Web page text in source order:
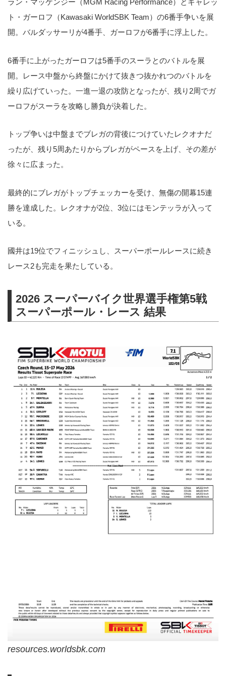
ラン・マッケンジー（MGM Racing Performance）とギャレッ
ト・ガーロフ（Kawasaki WorldSBK Team）の6番手争いを展
開。バルダッサーリが4番手、ガーロフが6番手に浮上した。
6番手に上がったガーロフは5番手のスーラとのバトルを展
開。レース中盤から終盤にかけて抜きつ抜かれつのバトルを
繰り広げていった。一進一退の攻防となったが、残り2周でガ
ーロフがスーラを攻略し勝負が決着した。
トップ争いは中盤までブレガの背後につけていたレクオナだ
ったが、残り5周あたりからブレガがペースを上げ、その差が
徐々に広まった。
最終的にブレガがトップチェッカーを受け、無傷の開幕15連
勝を達成した。レクオナが2位、3位にはモンテッラが入って
いる。
國井は19位でフィニッシュし、スーパーポールレースに続き
レース2も完走を果たしている。
2026 スーパーバイク世界選手権第5戦
スーパーポール・レース 結果
resources.worldsbk.com